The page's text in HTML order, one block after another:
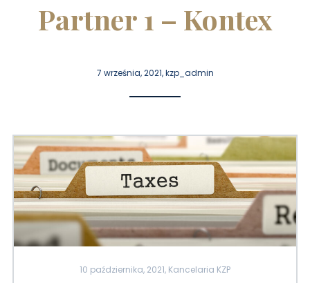
Partner 1 – Kontex
7 września, 2021, kzp_admin
10 października, 2021, Kancelaria KZP